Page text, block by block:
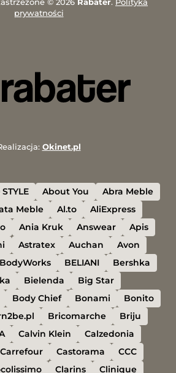
prywatności
Okinet.pl
About You
Abra Meble
Meble Al.to
AliExpress
Ania Kruk Answear
Apis
Astratex Auchan
Avon
BELIANI
Bershka
Bielenda
Big Star
Body Chief Bonami
Bonito
Bricomarche
Briju
Calvin Klein
Calzedonia
Carrefour Castorama
CCC
Clarins Clinique